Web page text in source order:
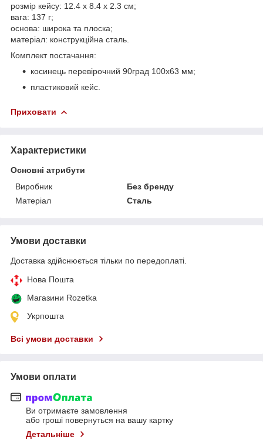
розмір кейсу: 12.4 х 8.4 х 2.3 см;
вага: 137 г;
основа: широка та плоска;
матеріал: конструкційна сталь.
Комплект постачання:
косинець перевірочний 90град 100x63 мм;
пластиковий кейс.
Приховати
Характеристики
Основні атрибути
Виробник
Без бренду
Матеріал
Сталь
Умови доставки
Доставка здійснюється тільки по передоплаті.
Нова Пошта
Магазини Rozetka
Укрпошта
Всі умови доставки
Умови оплати
Ви отримаєте замовлення
або гроші повернуться на вашу картку
Детальніше